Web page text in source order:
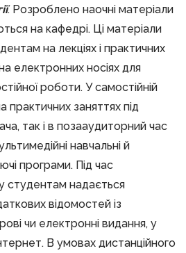
. Розроблено наочні матеріали
на кафедрі. Ці матеріали
на лекціях і практичних
електронних носіях для
роботи. У самостійній
практичних заняттях під
так і в позааудиторний час
навчальні й
програми. Під час
студентам надається
відомостей із
чи електронні видання, у
В умовах дистанційного